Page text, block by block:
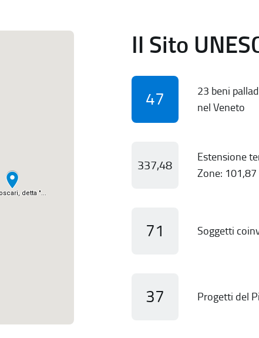
Il Sito
47
23 beni
nel Veneto
337,48
Estensione
Zone:
71 Soggetti
37 Progetti del